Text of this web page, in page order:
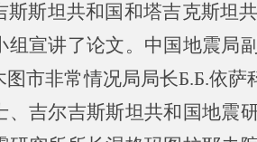
斯斯坦共和国和塔吉克斯坦
组宣讲了论文。中国地震局
图市非常情况局局长Б.Б.依
、吉尔吉斯斯坦共和国地震